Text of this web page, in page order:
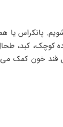
پانکراس یا
وسیله معده، روده
خون کمک می